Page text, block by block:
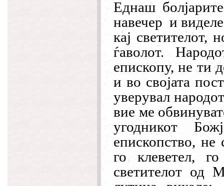
Еднаш
навечер и
кај светителот,
ѓаволот.
епископу, не ти
и во својата
уверувал
вие ме
угодникот
епископство, не
го клеветел,
светителот од